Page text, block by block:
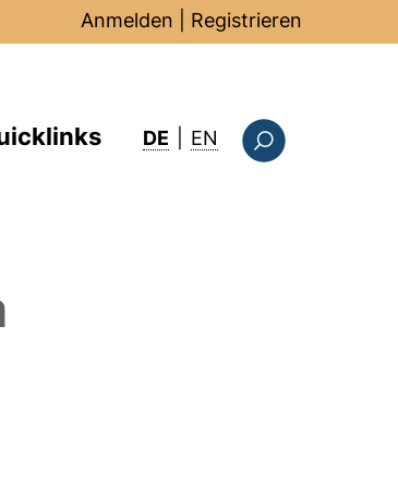
Anmelden Registrieren
DE EN : this page in